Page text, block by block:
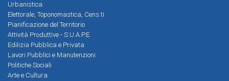
Urbanistica
Elettorale, Toponomastica, Cens.ti
Pianificazione del Territorio
Attività Produttive - S.U.A.P.E.
Edilizia Pubblica e Privata
Lavori Pubblici e Manutenzioni
Politiche Sociali
Arte e Cultura